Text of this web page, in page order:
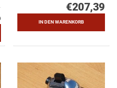
€207,39